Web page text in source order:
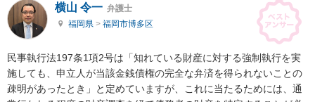
横山 令一 弁護士
福岡県 > 福岡市博多区
民事執行法197条1項2号は「知れている財産に対する強制執行を実
施しても、申立人が当該金銭債権の完全な弁済を得られないことの
疎明があったとき」と定めていますが、これに当たるためには、通